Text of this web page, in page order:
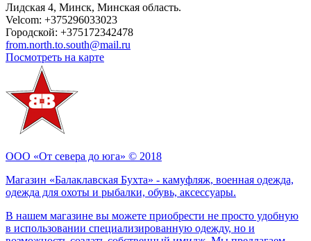
Лидская 4, Минск, Минская область.
Velcom: +375296033023
Городской: +375172342478
from.north.to.south@mail.ru
Посмотреть на карте
ООО «От севера до юга» © 2018
Магазин «Балаклавская Бухта» - камуфляж, военная одежда,
одежда для охоты и рыбалки, обувь, аксессуары.
В нашем магазине вы можете приобрести не просто удобную
в использовании специализированную одежду, но и